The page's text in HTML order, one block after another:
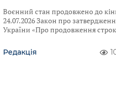
Воєнний стан продовжено до
24.07.2026 Закон про
України «Про продовження
Редакція